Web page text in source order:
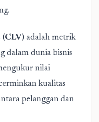
(CLV) adalah metrik
dalam dunia bisnis
nilai
kualitas
pelanggan dan